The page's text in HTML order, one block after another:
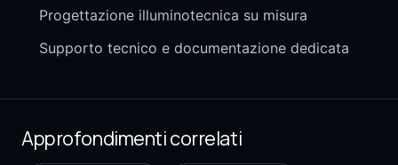
Progettazione illuminotecnica su misura
Supporto tecnico e documentazione dedicata
Approfondimenti correlati